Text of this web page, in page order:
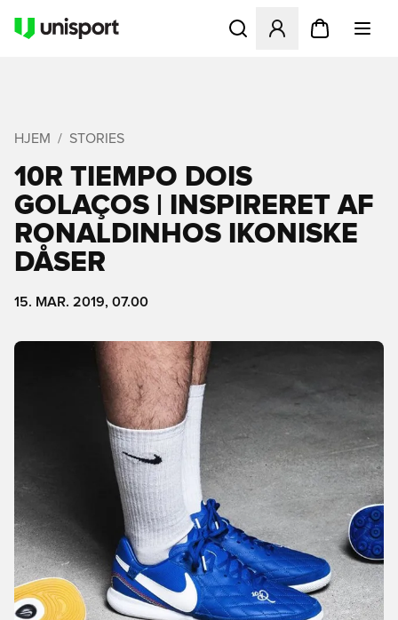
Åbner en Modal til at
HJEM STORIES
10R TIEMPO DOIS
GOLAÇOS | INSPIRERET AF
RONALDINHOS IKONISKE
DÅSER
15. MAR. 2019, 07.00